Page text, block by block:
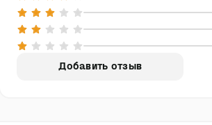
Добавить отзыв